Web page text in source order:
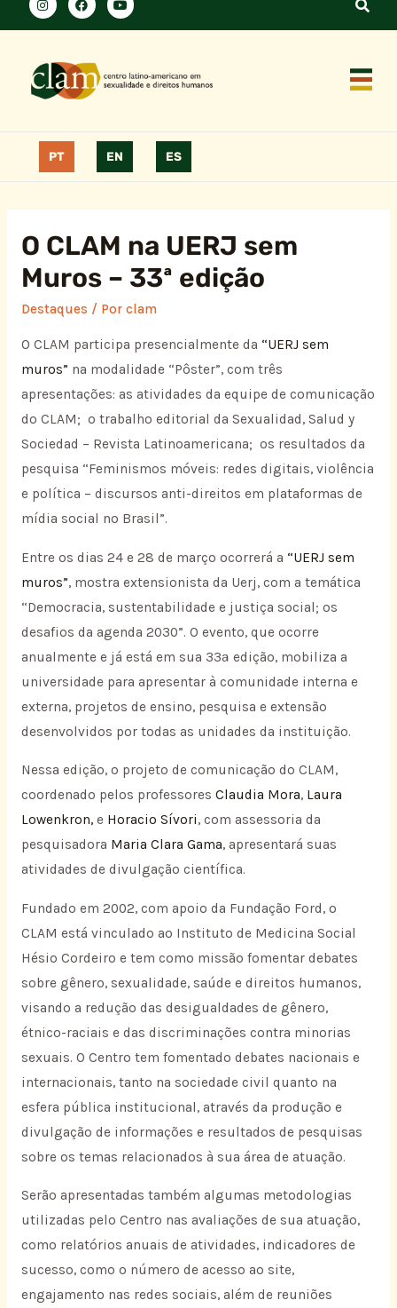
PT EN ES
O CLAM na UERJ sem
Muros – 33ª edição
Destaques / Por clam
O CLAM participa presencialmente da “UERJ sem
muros” na modalidade “Pôster”, com três
apresentações: as atividades da equipe de comunicação
do CLAM; o trabalho editorial da Sexualidad, Salud y
Sociedad – Revista Latinoamericana; os resultados da
pesquisa “Feminismos móveis: redes digitais, violência
e política – discursos anti-direitos em plataformas de
mídia social no Brasil”.
Entre os dias 24 e 28 de março ocorrerá a “UERJ sem
muros”, mostra extensionista da Uerj, com a temática
“Democracia, sustentabilidade e justiça social; os
desafios da agenda 2030”. O evento, que ocorre
anualmente e já está em sua 33ª edição, mobiliza a
universidade para apresentar à comunidade interna e
externa, projetos de ensino, pesquisa e extensão
desenvolvidos por todas as unidades da instituição.
Nessa edição, o projeto de comunicação do CLAM,
coordenado pelos professores Claudia Mora, Laura
Lowenkron,e Horacio Sívori, com assessoria da
pesquisadora Maria Clara Gama, apresentará suas
atividades de divulgação científica.
Fundado em 2002, com apoio da Fundação Ford, o
CLAM está vinculado ao Instituto de Medicina Social
Hésio Cordeiro e tem como missão fomentar debates
sobre gênero, sexualidade, saúde e direitos humanos,
visando a redução das desigualdades de gênero,
étnico-raciais e das discriminações contra minorias
sexuais. O Centro tem fomentado debates nacionais e
internacionais, tanto na sociedade civil quanto na
esfera pública institucional, através da produção e
divulgação de informações e resultados de pesquisas
sobre os temas relacionados à sua área de atuação.
Serão apresentadas também algumas metodologias
utilizadas pelo Centro nas avaliações de sua atuação,
como relatórios anuais de atividades, indicadores de
sucesso, como o número de acesso ao site,
engajamento nas redes sociais, além de reuniões